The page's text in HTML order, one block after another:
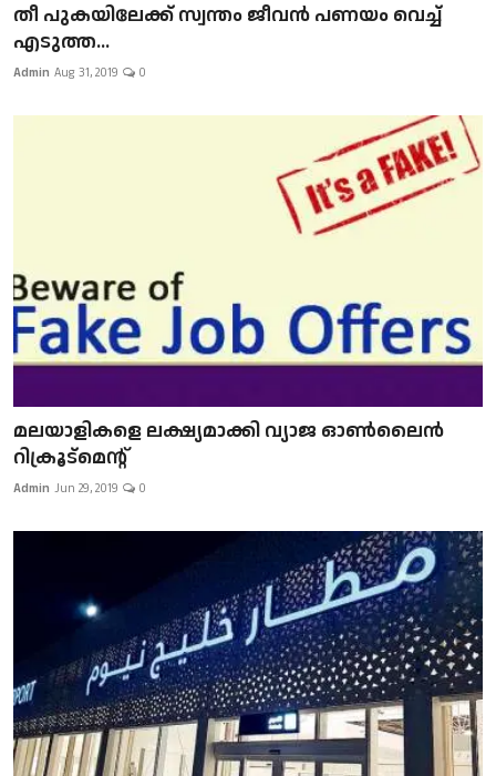
​​​​​​​തീ പുകയിലേക്ക് സ്വന്തം ജീവന്‍ പണയം വെച്ച്
എടുത്ത...
Admin Aug 31, 2019 0
മലയാളികളെ ലക്ഷ്യമാക്കി വ്യാജ ഓൺലൈൻ
റിക്രൂട്മെന്റ്
Admin Jun 29, 2019 0